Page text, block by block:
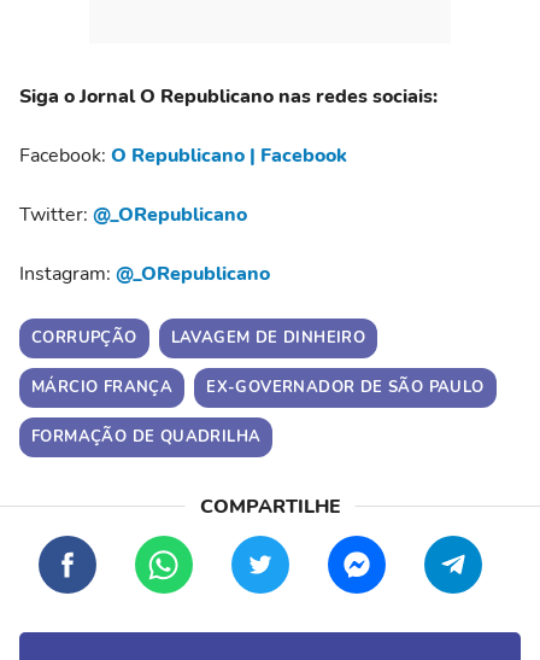
Siga o Jornal O Republicano nas redes sociais:
Facebook: O Republicano | Facebook
Twitter: @_ORepublicano
Instagram: @_ORepublicano
CORRUPÇÃO LAVAGEM DE DINHEIRO
MÁRCIO FRANÇA EX-GOVERNADOR DE SÃO PAULO
FORMAÇÃO DE QUADRILHA